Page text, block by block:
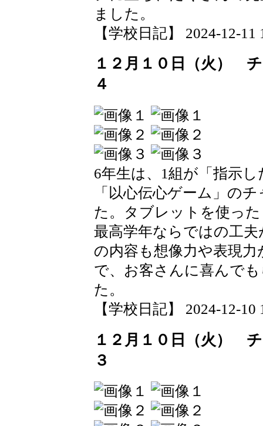
ました。
【学校日記】 2024-12-11
１２月１０日（火）
４
6年生は、1組が「指示
「以心伝心ゲーム」の
た。タブレットを使っ
最高学年ならではの工
の内容も想像力や表現
で、お客さんに喜んで
た。
【学校日記】 2024-12-10
１２月１０日（火）
３